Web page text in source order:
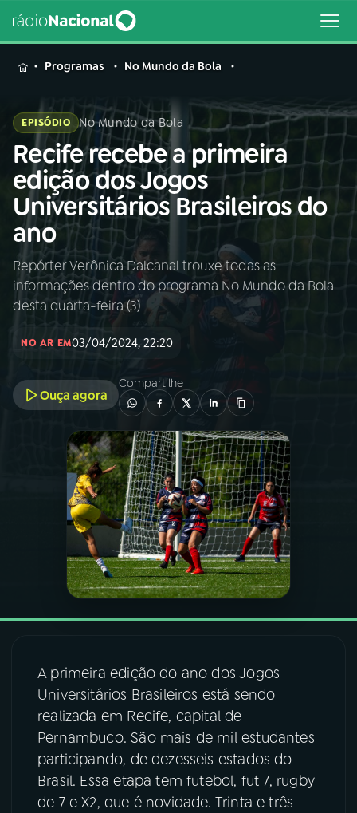
MENU
Buscar
na
Rádio
Nacional
Buscar
01INÍCIO
02A RÁDIO
03PROGRAMAÇÃO
PROGRAMAS
PODCASTS
VIDEOCASTS
ACOMPANHE A RÁDIO NACIONAL
YouTube Facebook
Instagram X
Programas No Mundo da Bola
EPISÓDIO No Mundo da Bola
Recife recebe a primeira
edição dos Jogos
Universitários Brasileiros do
ano
Repórter Verônica Dalcanal trouxe todas as
informações dentro do programa No Mundo da Bola
desta quarta-feira (3)
NO AR EM03/04/2024, 22:20
Ouça agora
Compartilhe
A primeira edição do ano dos Jogos
Universitários Brasileiros está sendo
realizada em Recife, capital de
Pernambuco. São mais de mil estudantes
participando, de dezesseis estados do
Brasil. Essa etapa tem futebol, fut 7, rugby
de 7 e X2, que é novidade. Trinta e três